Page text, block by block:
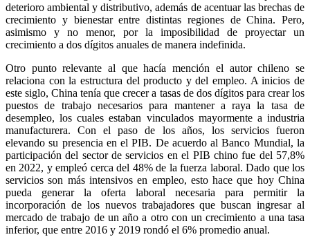
deterioro ambiental y distributivo, además de acentuar las brechas de
crecimiento y bienestar entre distintas regiones de China. Pero,
asimismo y no menor, por la imposibilidad de proyectar un
crecimiento a dos dígitos anuales de manera indefinida.
Otro punto relevante al que hacía mención el autor chileno se
relaciona con la estructura del producto y del empleo. A inicios de
este siglo, China tenía que crecer a tasas de dos dígitos para crear los
puestos de trabajo necesarios para mantener a raya la tasa de
desempleo, los cuales estaban vinculados mayormente a industria
manufacturera. Con el paso de los años, los servicios fueron
elevando su presencia en el PIB. De acuerdo al Banco Mundial, la
participación del sector de servicios en el PIB chino fue del 57,8%
en 2022, y empleó cerca del 48% de la fuerza laboral. Dado que los
servicios son más intensivos en empleo, esto hace que hoy China
pueda generar la oferta laboral necesaria para permitir la
incorporación de los nuevos trabajadores que buscan ingresar al
mercado de trabajo de un año a otro con un crecimiento a una tasa
inferior, que entre 2016 y 2019 rondó el 6% promedio anual.